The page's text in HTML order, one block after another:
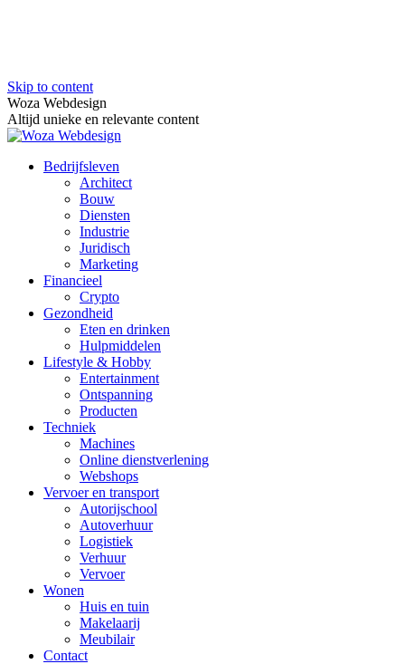
Skip to content
Woza Webdesign
Altijd unieke en relevante content
Bedrijfsleven
Architect
Bouw
Diensten
Industrie
Juridisch
Marketing
Financieel
Crypto
Gezondheid
Eten en drinken
Hulpmiddelen
Lifestyle & Hobby
Entertainment
Ontspanning
Producten
Techniek
Machines
Online dienstverlening
Webshops
Vervoer en transport
Autorijschool
Autoverhuur
Logistiek
Verhuur
Vervoer
Wonen
Huis en tuin
Makelaarij
Meubilair
Contact